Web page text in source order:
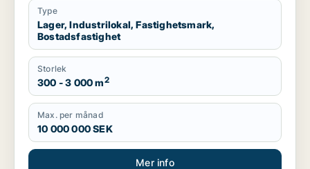
Type
Lager, Industrilokal, Fastighetsmark,
Bostadsfastighet
Storlek
300 - 3 000 m2
Max. per månad
10 000 000 SEK
Mer info